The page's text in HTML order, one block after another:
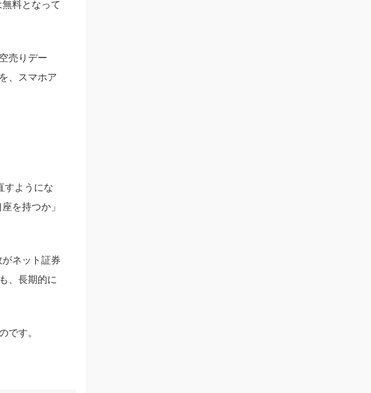
料となって
売りデー
、スマホア
すようにな
を持つか」
ネット証券
、長期的に
です。